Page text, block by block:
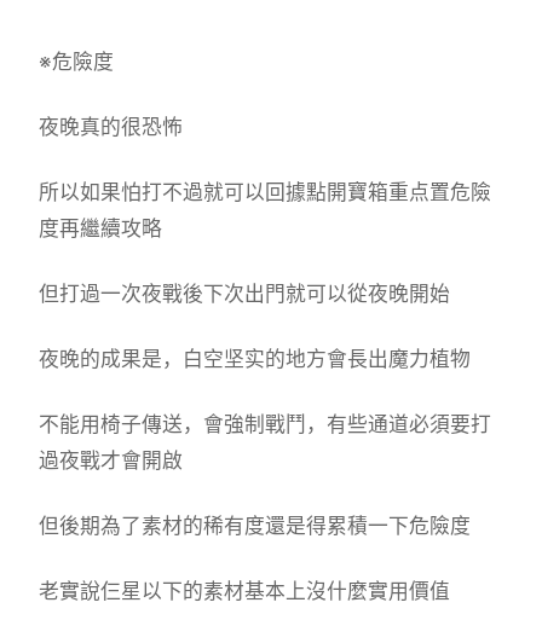
※危險度
夜晚真的很恐怖
所以如果怕打不過就可以回據點開寶箱重点置危險
度再繼續攻略
但打過一次夜戰後下次出門就可以從夜晚開始
夜晚的成果是，白空坚实的地方會長出魔力植物
不能用椅子傳送，會強制戰鬥，有些通道必須要打
過夜戰才會開啟
但後期為了素材的稀有度還是得累積一下危險度
老實說仨星以下的素材基本上沒什麼實用價值